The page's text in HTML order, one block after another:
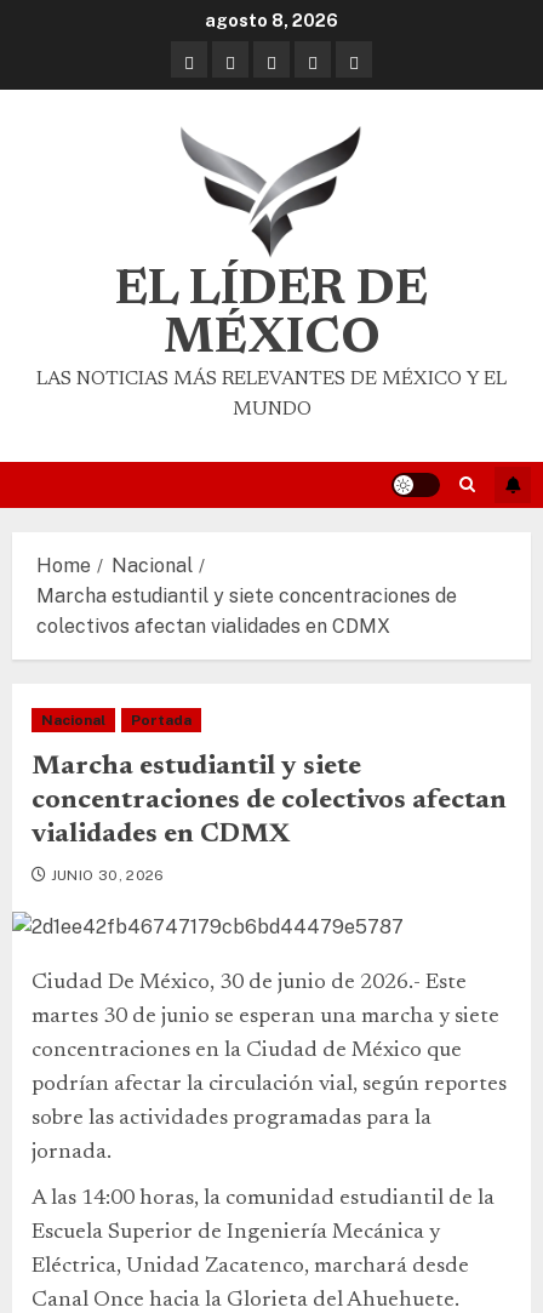
agosto 8, 2026
EL LÍDER DE
MÉXICO
LAS NOTICIAS MÁS RELEVANTES DE MÉXICO Y EL
MUNDO
Home
Nacional
Marcha estudiantil y siete concentraciones de
colectivos afectan vialidades en CDMX
Nacional Portada
Marcha estudiantil y siete
concentraciones de colectivos afectan
vialidades en CDMX
JUNIO 30, 2026
Ciudad De México, 30 de junio de 2026.- Este
martes 30 de junio se esperan una marcha y siete
concentraciones en la Ciudad de México que
podrían afectar la circulación vial, según reportes
sobre las actividades programadas para la
jornada.
A las 14:00 horas, la comunidad estudiantil de la
Escuela Superior de Ingeniería Mecánica y
Eléctrica, Unidad Zacatenco, marchará desde
Canal Once hacia la Glorieta del Ahuehuete.